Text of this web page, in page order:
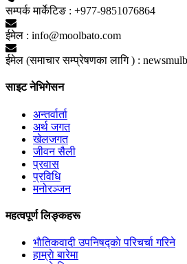
सम्पर्क मार्केटिङ : +977-9851076864
ईमेल : info@moolbato.com
ईमेल (समाचार सम्प्रेषणका लागि ) :
साइट नेभिगेसन
अन्तर्वार्ता
अर्थ जगत
खेलजगत
जीवन सैली
प्रवास
प्रविधि
मनोरञ्जन
महत्वपूर्ण लिङ्कहरू
भाैतिकवादी उपनिषद्काे परिचर्चा गरिने
हाम्राे बारेमा